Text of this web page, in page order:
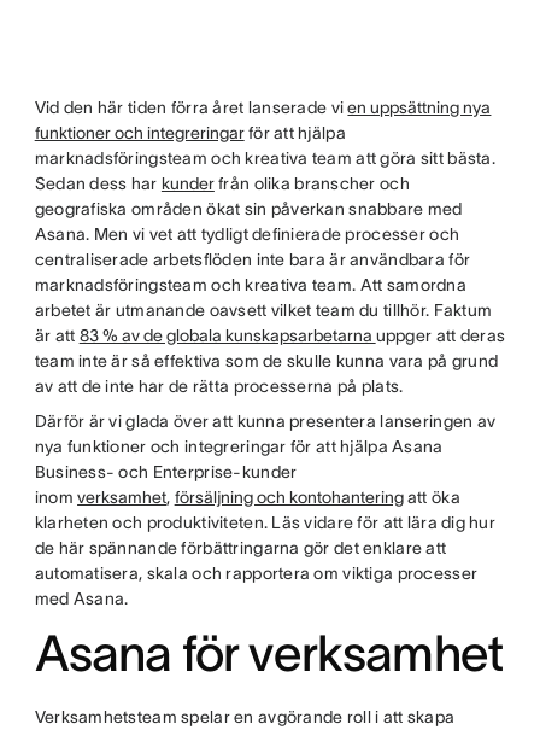
Vid den här tiden förra året lanserade vien uppsättning nya
funktioner och integreringarför att hjälpa
marknadsföringsteam och kreativa team att göra sitt bästa.
Sedan dess har kunderfrån olika branscher och
geografiska områden ökat sin påverkan snabbare med
Asana. Men vi vet att tydligt definierade processer och
centraliserade arbetsflöden inte bara är användbara för
marknadsföringsteam och kreativa team. Att samordna
arbetet är utmanande oavsett vilket team du tillhör. Faktum
är att 83 % av de globala kunskapsarbetarna uppger att deras
team inte är så effektiva som de skulle kunna vara på grund
av att de inte har de rätta processerna på plats.
Därför är vi glada över att kunna presentera lanseringen av
nya funktioner och integreringar för att hjälpa Asana
Business- och Enterprise-kunder
inomverksamhet, försäljning och kontohanteringatt öka
klarheten och produktiviteten. Läs vidare för att lära dig hur
de här spännande förbättringarna gör det enklare att
automatisera, skala och rapportera om viktiga processer
med Asana.
Asana för verksamhet
Verksamhetsteam spelar en avgörande roll i att skapa